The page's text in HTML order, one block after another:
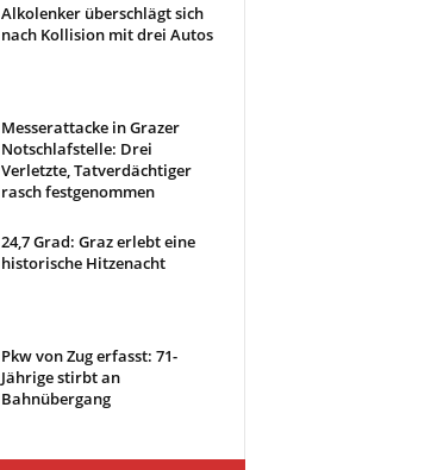
Alkolenker überschlägt sich
nach Kollision mit drei Autos
Messerattacke in Grazer
Notschlafstelle: Drei
Verletzte, Tatverdächtiger
rasch festgenommen
24,7 Grad: Graz erlebt eine
historische Hitzenacht
Pkw von Zug erfasst: 71-
Jährige stirbt an
Bahnübergang